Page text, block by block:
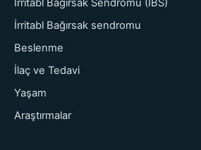
İrritabl Bağırsak Sendromu (İBS)
İrritabl Bağırsak sendromu
Beslenme
İlaç ve Tedavi
Yaşam
Araştırmalar